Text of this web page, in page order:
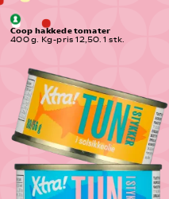
Coop hakkede tomater
400 g. Kg-pris 12,50. 1 stk.